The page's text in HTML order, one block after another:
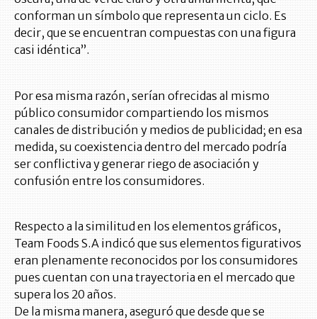
conforman un símbolo que representa un ciclo. Es
decir, que se encuentran compuestas con una figura
casi idéntica”.
Por esa misma razón, serían ofrecidas al mismo
público consumidor compartiendo los mismos
canales de distribución y medios de publicidad; en esa
medida, su coexistencia dentro del mercado podría
ser conflictiva y generar riego de asociación y
confusión entre los consumidores.
Respecto a la similitud en los elementos gráficos,
Team Foods S.A indicó que sus elementos figurativos
eran plenamente reconocidos por los consumidores
pues cuentan con una trayectoria en el mercado que
supera los 20 años.
De la misma manera, aseguró que desde que se